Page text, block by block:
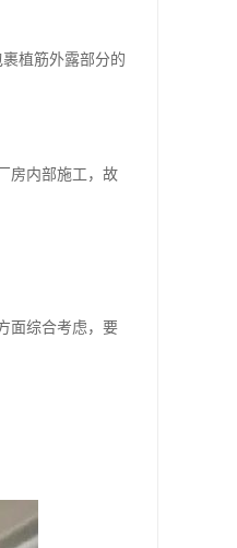
植筋外露部分的
房内部施工，故
面综合考虑，要